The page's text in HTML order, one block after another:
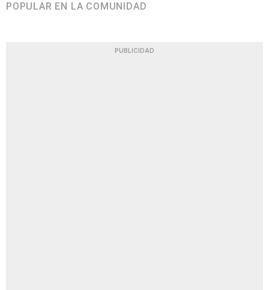
POPULAR EN LA COMUNIDAD
PUBLICIDAD